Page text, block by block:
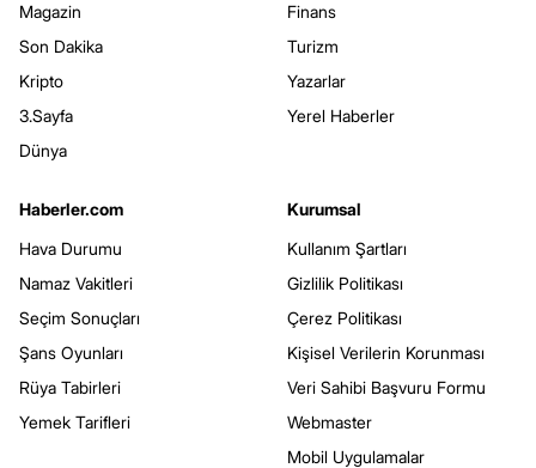
Magazin
Son Dakika
Kripto
3.Sayfa
Dünya
Finans
Turizm
Yazarlar
Yerel Haberler
Haberler.com
Hava Durumu
Namaz Vakitleri
Seçim Sonuçları
Şans Oyunları
Rüya Tabirleri
Yemek Tarifleri
Kurumsal
Kullanım Şartları
Gizlilik Politikası
Çerez Politikası
Kişisel Verilerin Korunması
Veri Sahibi Başvuru Formu
Webmaster
Mobil Uygulamalar